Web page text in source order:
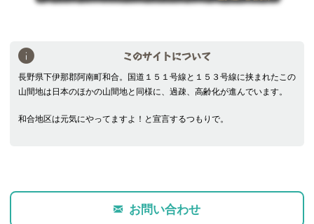
このサイトについて
長野県下伊那郡阿南町和合。国道１５１号線と１５３号線に挟まれたこの
山間地は日本のほかの山間地と同様に、過疎、高齢化が進んでいます。
和合地区は元気にやってますよ！と宣言するつもりで。
お問い合わせ